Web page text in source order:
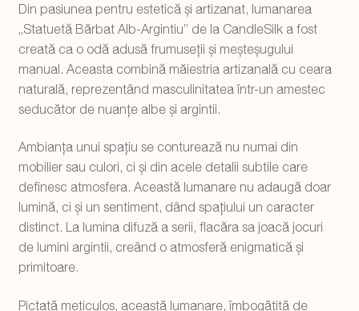
Din pasiunea pentru estetică și artizanat, lumanarea
„Statuetă Bărbat Alb-Argintiu” de la CandleSilk a fost
creată ca o odă adusă frumuseții și meșteșugului
manual. Aceasta combină măiestria artizanală cu ceara
naturală, reprezentând masculinitatea într-un amestec
seducător de nuanțe albe și argintii.
Ambianța unui spațiu se conturează nu numai din
mobilier sau culori, ci și din acele detalii subtile care
definesc atmosfera. Această lumanare nu adaugă doar
lumină, ci și un sentiment, dând spațiului un caracter
distinct. La lumina difuză a serii, flacăra sa joacă jocuri
de lumini argintii, creând o atmosferă enigmatică și
primitoare.
Pictată meticulos, această lumanare, îmbogățită de